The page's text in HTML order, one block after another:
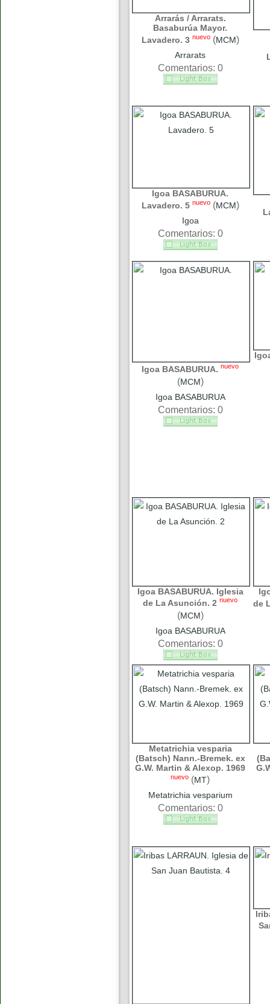
Arrarás / Arrarats.
Basaburúa Mayor.
Lavadero. 3 nuevo (MCM)
Arrarats
Comentarios: 0
Igoa BASABURUA.
Lavadero. 5 nuevo (MCM)
Igoa
Comentarios: 0
Igoa BASABURUA. nuevo
(MCM)
Igoa BASABURUA
Comentarios: 0
Igoa BASABURUA. Iglesia
de La Asunción. 2 nuevo
(MCM)
Igoa BASABURUA
Comentarios: 0
de
Metatrichia vesparia
(Batsch) Nann.-Bremek. ex
G.W. Martin & Alexop. 1969
nuevo (MT)
Metatrichia vesparium
Comentarios: 0